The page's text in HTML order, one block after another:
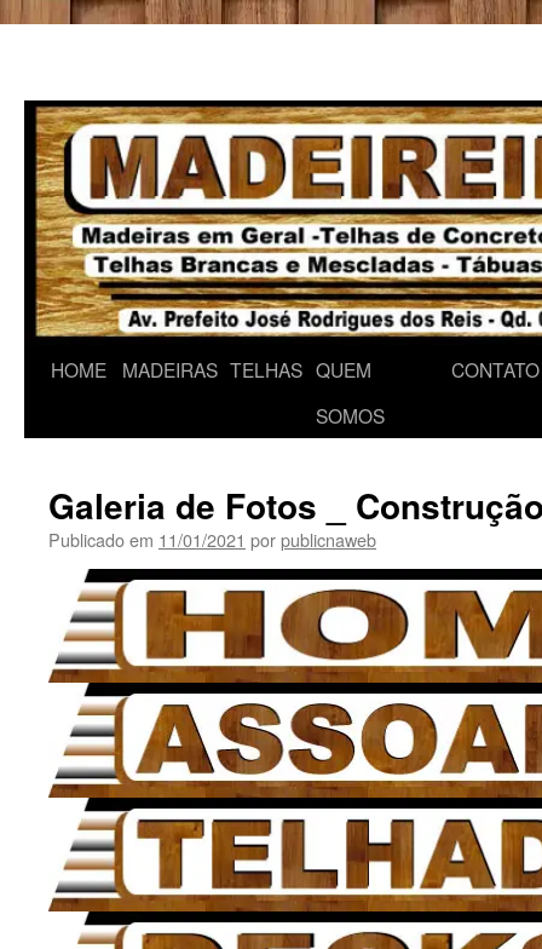
Pular
conteúdo
HOME MADEIRAS TELHAS QUEM
SOMOS
CONTATO
Galeria de Fotos _
Publicado em 11/01/2021 porpublicnaweb